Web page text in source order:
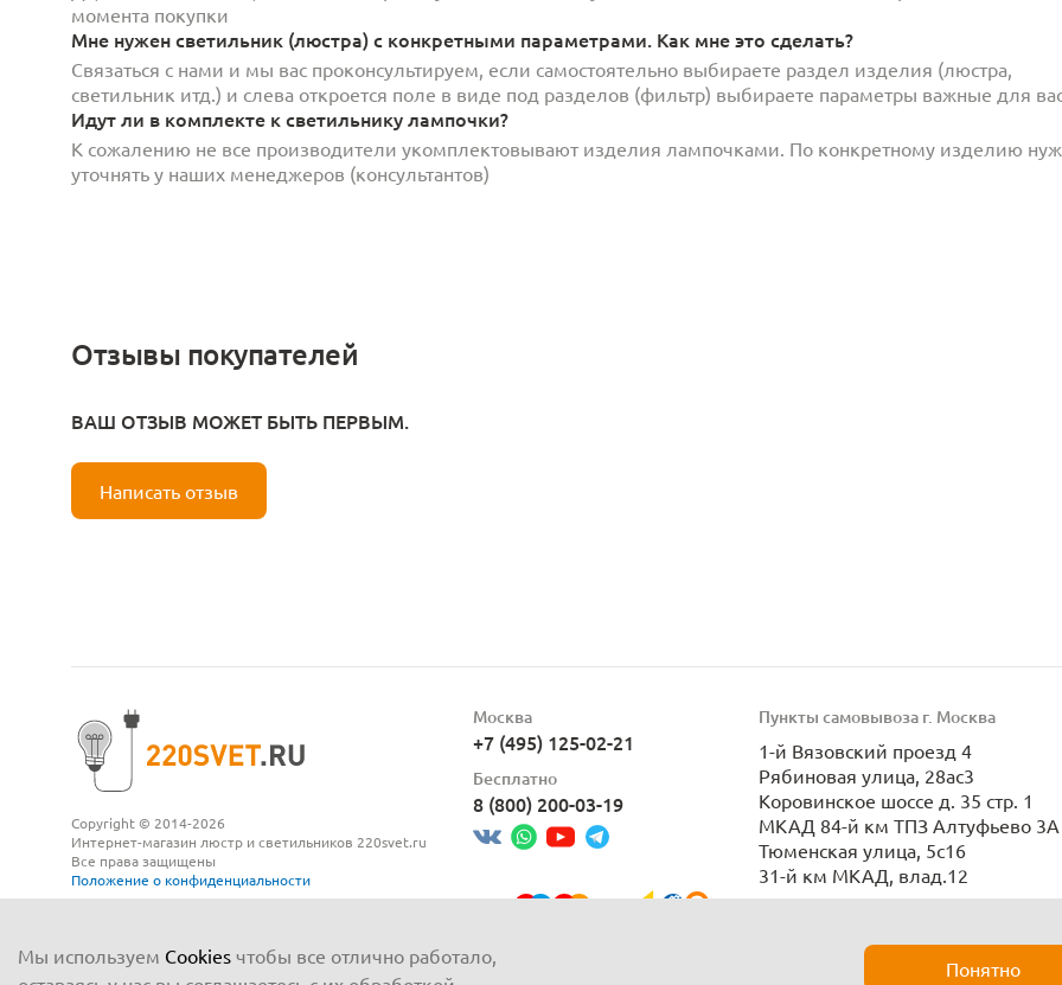
момента покупки
Мне нужен светильник (люстра) с конкретными параметрами. Как мне это сделать?
Связаться с нами и мы вас проконсультируем, если самостоятельно выбираете раздел изделия (люстра,
светильник итд.) и слева откроется поле в виде под разделов (фильтр) выбираете параметры важные для
Идут ли в комплекте к светильнику лампочки?
К сожалению не все производители укомплектовывают изделия лампочками. По конкретному изделию
уточнять у наших менеджеров (консультантов)
Отзывы покупателей
ВАШ ОТЗЫВ МОЖЕТ БЫТЬ ПЕРВЫМ.
Написать отзыв
Copyright © 2014-2026
Интернет-магазин люстр и светильников 220svet.ru
Все права защищены
Положение о конфиденциальности
Москва
+7 (495) 125-02-21
Бесплатно
8 (800) 200-03-19
Пункты самовывоза г. Москва
1-й Вязовский проезд 4
Рябиновая улица, 28ас3
Коровинское шоссе д. 35 стр. 1
МКАД 84-й км ТПЗ Алтуфьево 3А
Тюменская улица, 5с16
31-й км МКАД, влад.12
Мы используем Cookies чтобы все отлично работало,
Понятно